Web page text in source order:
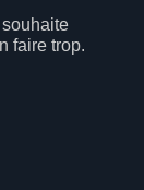
faire trop.